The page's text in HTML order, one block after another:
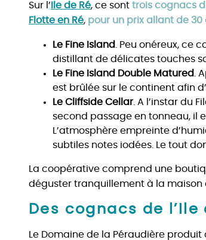
Sur l’ Ile de Ré, ce sont trois cognacs
Flotte en Ré, pour un prix allant de 30
Le Fine Island
. Peu onéreux, ce
distillant de délicates touches
Le Fine Island Double Matured
.
est brûlée sur le continent afin
Le Cliffside Cellar. A l’instar du
second passage en tonneau, il
L’atmosphère empreinte
subtiles notes iodées. Le tout
La coopérative comprend une
déguster tranquillement à la maison
Des cognacs de
Le Domaine de la Péraudière